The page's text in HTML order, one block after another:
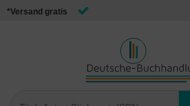
*Versand gratis